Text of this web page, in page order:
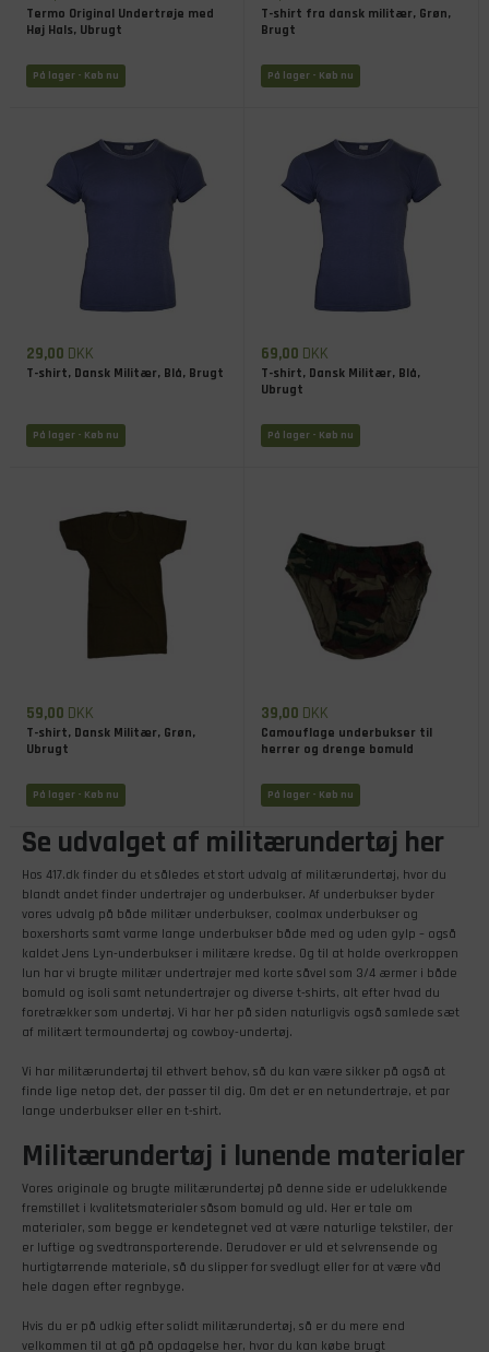
Termo Original Undertrøje med
Høj Hals, Ubrugt
På lager - Køb nu
T-shirt fra dansk militær, Grøn,
Brugt
På lager - Køb nu
29,00 DKK
T-shirt, Dansk Militær, Blå, Brugt
På lager - Køb nu
69,00 DKK
T-shirt, Dansk Militær, Blå,
Ubrugt
På lager - Køb nu
59,00 DKK
T-shirt, Dansk Militær, Grøn,
Ubrugt
På lager - Køb nu
39,00 DKK
Camouflage underbukser til
herrer og drenge bomuld
På lager - Køb nu
Se udvalget af militærundertøj her
Hos 417.dk finder du et således et stort udvalg af militærundertøj, hvor du
blandt andet finder undertrøjer og underbukser. Af underbukser byder
vores udvalg på både militær underbukser, coolmax underbukser og
boxershorts samt varme lange underbukser både med og uden gylp – også
kaldet Jens Lyn-underbukser i militære kredse. Og til at holde overkroppen
lun har vi brugte militær undertrøjer med korte såvel som 3/4 ærmer i både
bomuld og isoli samt netundertrøjer og diverse t-shirts, alt efter hvad du
foretrækker som undertøj. Vi har her på siden naturligvis også samlede sæt
af militært termoundertøj og cowboy-undertøj.
Vi har militærundertøj til ethvert behov, så du kan være sikker på også at
finde lige netop det, der passer til dig. Om det er en netundertrøje, et par
lange underbukser eller en t-shirt.
Militærundertøj i lunende materialer
Vores originale og brugte militærundertøj på denne side er udelukkende
fremstillet i kvalitetsmaterialer såsom bomuld og uld. Her er tale om
materialer, som begge er kendetegnet ved at være naturlige tekstiler, der
er luftige og svedtransporterende. Derudover er uld et selvrensende og
hurtigtørrende materiale, så du slipper for svedlugt eller for at være våd
hele dagen efter regnbyge.
Hvis du er på udkig efter solidt militærundertøj, så er du mere end
velkommen til at gå på opdagelse her, hvor du kan købe brugt